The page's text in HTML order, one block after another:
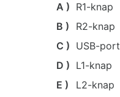
A ) R1-knap
B )
R2-knap
C ) USB-port
D ) L1-knap
E )
L2-knap